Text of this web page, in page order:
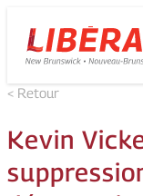
Skip
to
content
Homepage
Link
< Retour
Kevin